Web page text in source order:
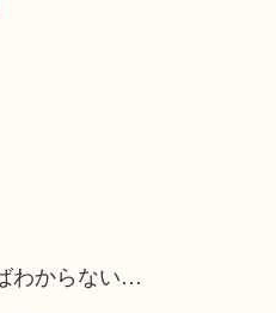
わからない…